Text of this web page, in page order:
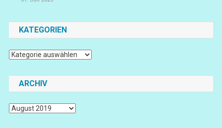
KATEGORIEN
Kategorien
ARCHIV
Archiv